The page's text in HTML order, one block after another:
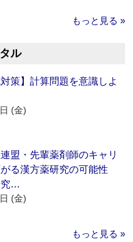
もっと見る »
ル
対策】計算問題を意識しよ
(金)
連盟・先輩薬剤師のキャリ
る漢方薬研究の可能性
究…
(金)
もっと見る »